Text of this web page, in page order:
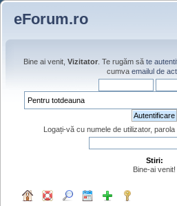
eForum.ro
Bine ai venit, Vizitator . Te rugăm să te
cumva emailul de
Logați-vă cu numele de utilizator,
Stiri:
Bine-ai venit!